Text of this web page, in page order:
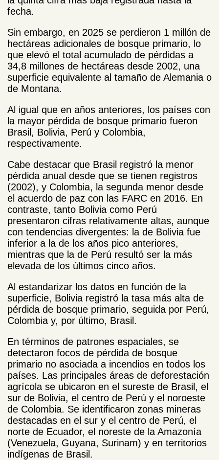
fecha.
Sin embargo, en 2025 se perdieron 1 millón de
hectáreas adicionales de bosque primario, lo
que elevó el total acumulado de pérdidas a
34,8 millones de hectáreas desde 2002, una
superficie equivalente al tamaño de Alemania o
de Montana.
Al igual que en años anteriores, los países con
la mayor pérdida de bosque primario fueron
Brasil, Bolivia, Perú y Colombia,
respectivamente.
Cabe destacar que Brasil registró la menor
pérdida anual desde que se tienen registros
(2002), y Colombia, la segunda menor desde
el acuerdo de paz con las FARC en 2016. En
contraste, tanto Bolivia como Perú
presentaron cifras relativamente altas, aunque
con tendencias divergentes: la de Bolivia fue
inferior a la de los años pico anteriores,
mientras que la de Perú resultó ser la más
elevada de los últimos cinco años.
Al estandarizar los datos en función de la
superficie, Bolivia registró la tasa más alta de
pérdida de bosque primario, seguida por Perú,
Colombia y, por último, Brasil.
En términos de patrones espaciales, se
detectaron focos de pérdida de bosque
primario no asociada a incendios en todos los
países. Las principales áreas de deforestación
agrícola se ubicaron en el sureste de Brasil, el
sur de Bolivia, el centro de Perú y el noroeste
de Colombia. Se identificaron zonas mineras
destacadas en el sur y el centro de Perú, el
norte de Ecuador, el noreste de la Amazonía
(Venezuela, Guyana, Surinam) y en territorios
indígenas de Brasil.